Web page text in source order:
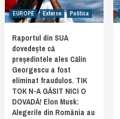
EUROPE Externe Politica
Raportul din SUA
dovedește că
președintele ales Călin
Georgescu a fost
eliminat fraudulos. TIK
TOK N-A GĂSIT NICI O
DOVADĂ! Elon Musk:
Alegerile din România au